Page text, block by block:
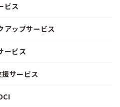
ビス
アップサービス
ービス
サービス